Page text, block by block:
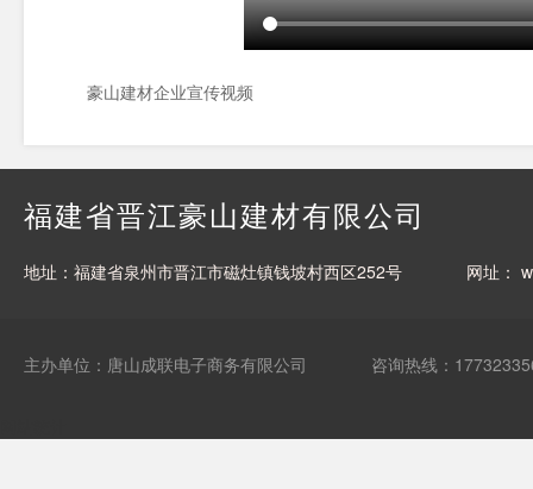
豪山建材企业宣传视频
福建省晋江豪山建材有限公司
地址：福建省泉州市晋江市磁灶镇钱坡村西区252号 网址：
主办单位：唐山成联电子商务有限公司 咨询热线：